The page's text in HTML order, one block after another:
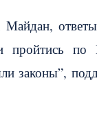
пройтись
законы”,